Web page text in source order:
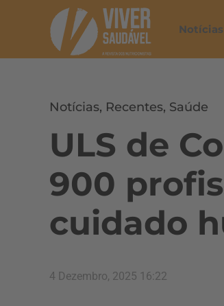
Notícias
Notícias, Recentes, Saúde
ULS de
900
cuidado
4 Dezembro, 2025 16:22